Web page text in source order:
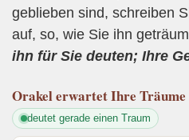
geblieben sind, schreiben
auf, so, wie Sie ihn
ihn für Sie deuten; Ihre
Orakelerwartet Ihre Träume
deutet gerade einen Traum